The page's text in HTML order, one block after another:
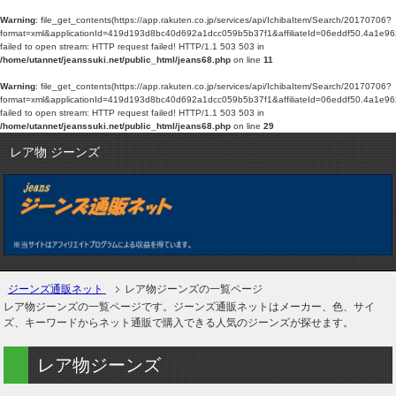
Warning: file_get_contents(https://app.rakuten.co.jp/services/api/IchibaItem/Search/20170706?
failed to open stream: HTTP request failed! HTTP/1.1 503 503 in
/home/utannet/jeanssuki.net/public_html/jeans68.php on line 11
Warning: file_get_contents(https://app.rakuten.co.jp/services/api/IchibaItem/Search/20170706?
failed to open stream: HTTP request failed! HTTP/1.1 503 503 in
/home/utannet/jeanssuki.net/public_html/jeans68.php on line 29
レア物 ジーンズ
ジーンズ通販ネット
レア物ジーンズの一覧ページ
レア物ジーンズの一覧ページです。ジーンズ通販ネットはメーカー、色、サイ
ズ、キーワードからネット通販で購入できる人気のジーンズが探せます。
レア物ジーンズ